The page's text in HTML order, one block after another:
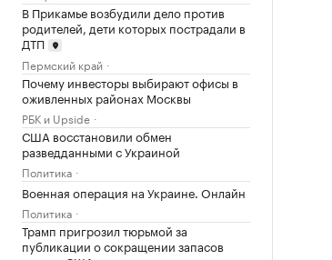
В Прикамье возбудили дело против
родителей, дети которых пострадали в
ДТП
Пермский край
Почему инвесторы выбирают офисы в
оживленных районах Москвы
РБК и Upside
США восстановили обмен
разведданными с Украиной
Политика
Военная операция на Украине. Онлайн
Политика
Трамп пригрозил тюрьмой за
публикации о сокращении запасов